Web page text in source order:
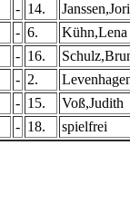
- 14.
- 6.
Kühn,Lena
- 16.
- 2.
- 15.
Voß,Judith
- 18. spielfrei